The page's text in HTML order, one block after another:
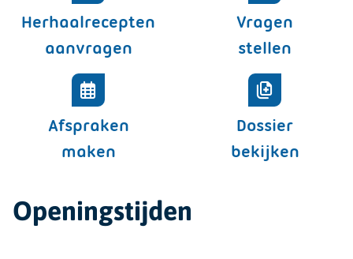
Herhaalrecepten
aanvragen
Vragen
stellen
Afspraken
maken
Dossier
bekijken
Openingstijden